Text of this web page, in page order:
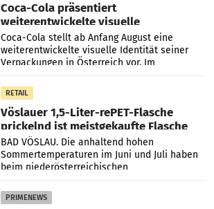
Coca-Cola präsentiert
weiterentwickelte visuelle
Markenidentität
Coca-Cola stellt ab Anfang August eine
weiterentwickelte visuelle Identität seiner
Verpackungen in Österreich vor. Im
Mittelpunkt des Redesigns stehen zentrale
Gestaltungselemente
RETAIL
Vöslauer 1,5-Liter-rePET-Flasche
prickelnd ist meistgekaufte Flasche
Österreichs
BAD VÖSLAU. Die anhaltend hohen
Sommertemperaturen im Juni und Juli haben
beim niederösterreichischen
Getränkehersteller Vöslauer zu deutlichen
Absatzzuwächsen geführt. Während
PRIMENEWS